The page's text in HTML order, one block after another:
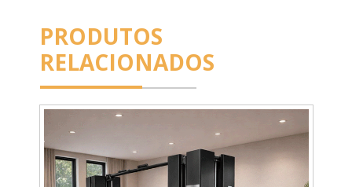
PRODUTOS
RELACIONADOS